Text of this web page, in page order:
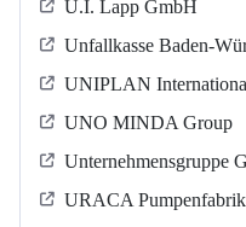
U.I. Lapp GmbH
Unfallkasse Baden-
UNIPLAN
UNO MINDA Group
Unternehmensgruppe
URACA